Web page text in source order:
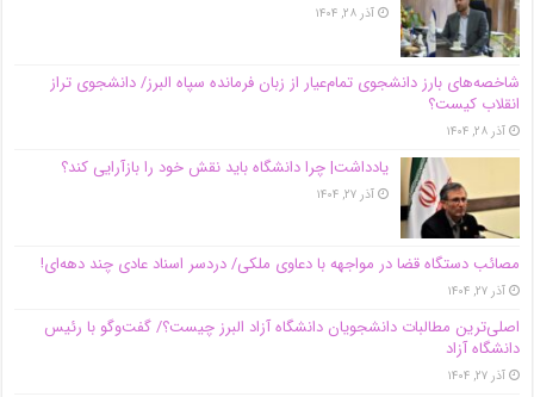
آذر ۲۸, ۱۴۰۴
شاخصه‌های بارز دانشجوی تمام‌عیار از زبان فرمانده سپاه البرز/ دانشجوی تراز
انقلاب کیست؟
آذر ۲۸, ۱۴۰۴
یادداشت| چرا دانشگاه باید نقش خود را بازآرایی کند؟
آذر ۲۷, ۱۴۰۴
مصائب دستگاه قضا در مواجهه با دعاوی ملکی/ دردسر اسناد عادی چند‌ دهه‌ای!
آذر ۲۷, ۱۴۰۴
اصلی‌ترین مطالبات دانشجویان دانشگاه آزاد البرز چیست؟/ گفت‌وگو با رئیس
دانشگاه آز‌اد
آذر ۲۷, ۱۴۰۴